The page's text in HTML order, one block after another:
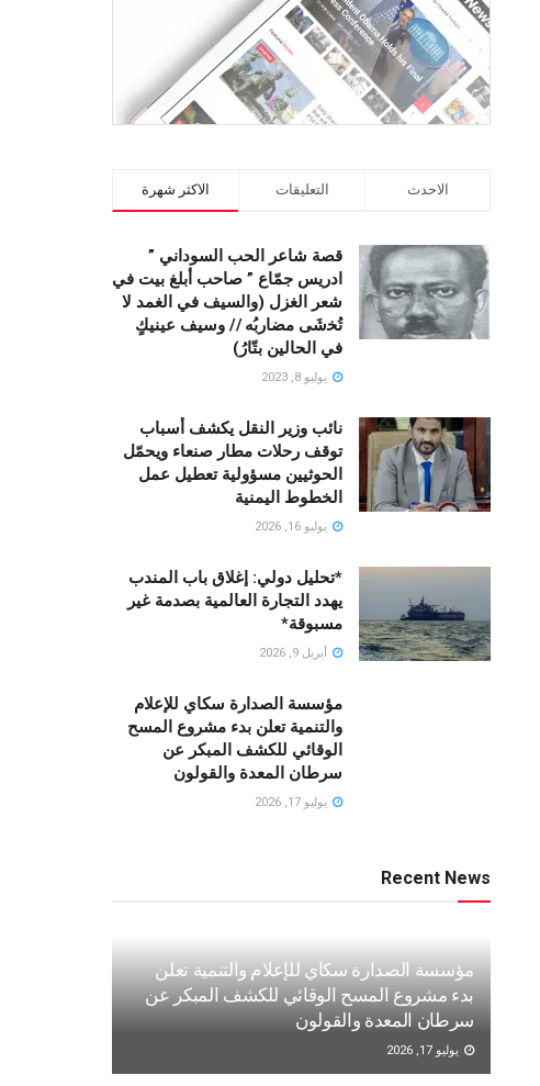
الاكثر شهرة التعليقات الاحدث
قصة شاعر الحب السوداني ”
ادريس جمّاع ” صاحب أبلغ بيت في
شعر الغزل (وﺍﻟﺴﻴﻒ ﻓﻲ الغمد ﻻ
ﺗُﺨشَى مضاربُه // ﻭﺳﻴﻒ ﻋﻴﻨﻴﻚٍ
ﻓﻲ ﺍﻟﺤﺎﻟﻴﻦ ﺑﺘّﺎﺭُ)
يوليو 8, 2023
نائب وزير النقل يكشف أسباب
توقف رحلات مطار صنعاء ويحمّل
الحوثيين مسؤولية تعطيل عمل
الخطوط اليمنية
يوليو 16, 2026
*تحليل دولي: إغلاق باب المندب
يهدد التجارة العالمية بصدمة غير
مسبوقة*
أبريل 9, 2026
مؤسسة الصدارة سكاي للإعلام
والتنمية تعلن بدء مشروع المسح
الوقائي للكشف المبكر عن
سرطان المعدة والقولون
يوليو 17, 2026
Recent News
مؤسسة الصدارة سكاي للإعلام والتنمية تعلن
بدء مشروع المسح الوقائي للكشف المبكر عن
سرطان المعدة والقولون
يوليو 17, 2026